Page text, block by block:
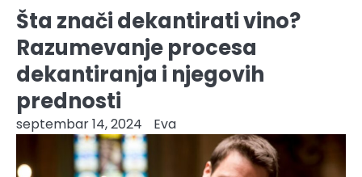
Šta znači dekantirati vino?
Razumevanje procesa
dekantiranja i njegovih
prednosti
septembar 14, 2024 Eva